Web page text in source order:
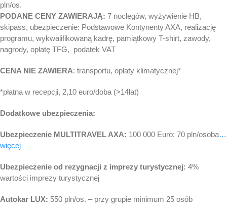
pln/os.
PODANE CENY ZAWIERAJĄ: 7 noclegów, wyżywienie HB,
skipass, ubezpieczenie: Podstawowe Kontynenty AXA, realizację
programu, wykwalifikowaną kadrę, pamiątkowy T-shirt, zawody,
nagrody, opłatę TFG, podatek VAT
CENA NIE ZAWIERA: transportu, opłaty klimatycznej*
*płatna w recepcji, 2,10 euro/doba (>14lat)
Dodatkowe ubezpieczenia:
Ubezpieczenie MULTITRAVEL AXA: 100 000 Euro: 70 pln/osoba…
więcej
Ubezpieczenie od rezygnacji z imprezy turystycznej: 4%
wartości imprezy turystycznej
Autokar LUX: 550 pln/os. – przy grupie minimum 25 osób